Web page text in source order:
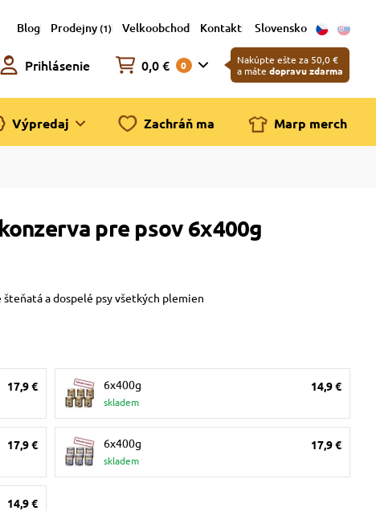
Blog Prodejny (1) Velkoobchod Kontakt Slovensko
Prihlásenie 0,0 € 0
Nakúpte ešte za 50,0 €
a máte dopravu zdarma
Výpredaj Zachráň ma Marp merch
pre psov 6x400g
a dospelé psy všetkých plemien
17,9 € 6x400g
skladem
14,9 €
17,9 € 6x400g
skladem
17,9 €
14,9 €